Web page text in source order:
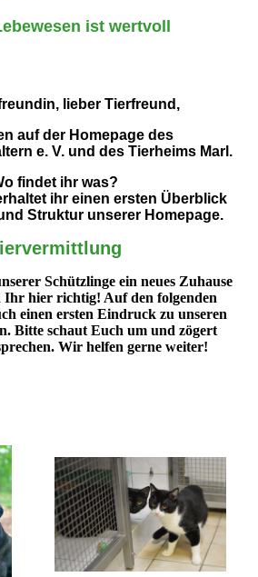
ist wertvoll
lieber Tierfreund,
auf der Homepage des
e. V. und des Tierheims Marl.
findet ihr was?
ihr einen ersten Überblick
Struktur unserer Homepage.
Schützlinge ein neues Zuhause
Ihr hier richtig! Auf den folgenden
einen ersten Eindruck zu unseren
Bitte schaut Euch um und zögert
Wir helfen gerne weiter!